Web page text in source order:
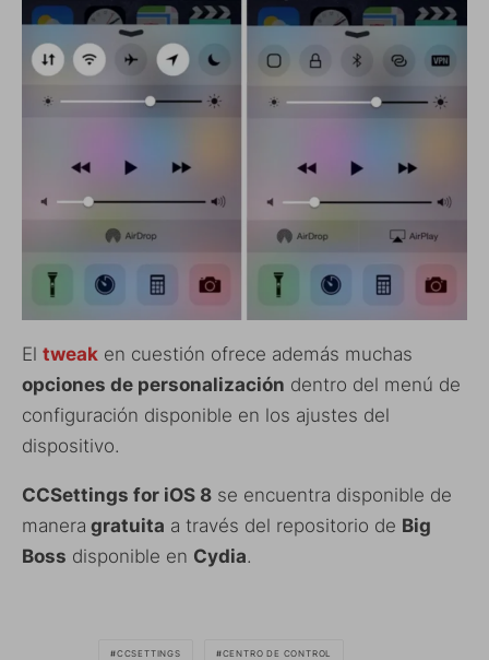
El tweak en cuestión ofrece además muchas
opciones de personalización dentro del menú de
configuración disponible en los ajustes del
dispositivo.
CCSettings for iOS 8 se encuentra disponible de
manera gratuita a través del repositorio de Big
Boss disponible en Cydia.
CCSETTINGS CENTRO DE CONTROL